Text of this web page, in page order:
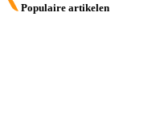
Populaire artikelen